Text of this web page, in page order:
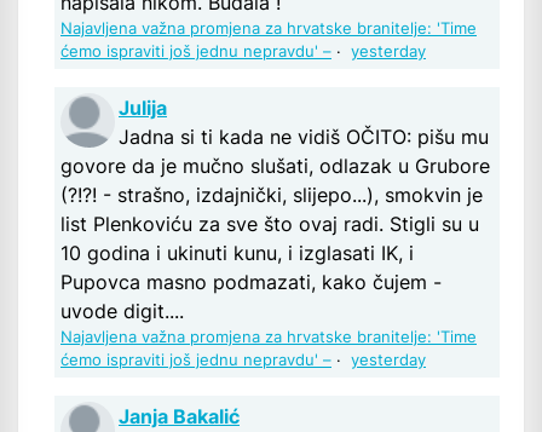
Najavljena važna promjena za hrvatske branitelje: 'Time
ćemo ispraviti još jednu nepravdu' – · yesterday
Julija
Jadna si ti kada ne vidiš OČITO: pišu mu
govore da je mučno slušati, odlazak u Grubore
(?!?! - strašno, izdajnički, slijepo...), smokvin je
list Plenkoviću za sve što ovaj radi. Stigli su u
10 godina i ukinuti kunu, i izglasati IK, i
Pupovca masno podmazati, kako čujem -
uvode digit....
Najavljena važna promjena za hrvatske branitelje: 'Time
ćemo ispraviti još jednu nepravdu' – · yesterday
Janja Bakalić